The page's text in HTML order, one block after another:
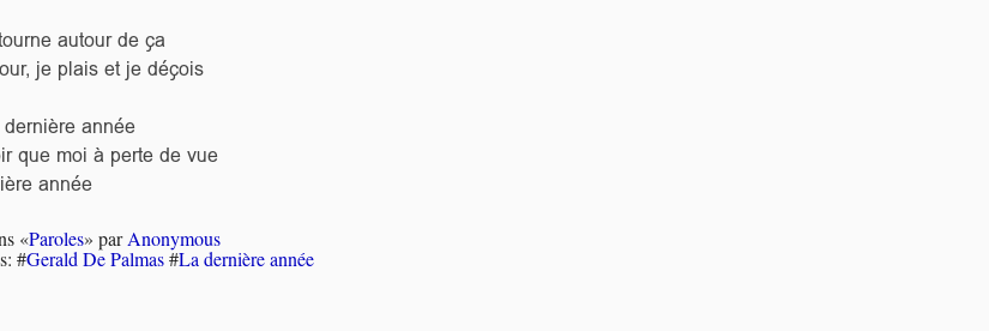
autour de ça
je plais et je déçois
année
que moi à perte de vue
année
«Paroles» parAnonymous
#Gerald De Palmas#La dernière année